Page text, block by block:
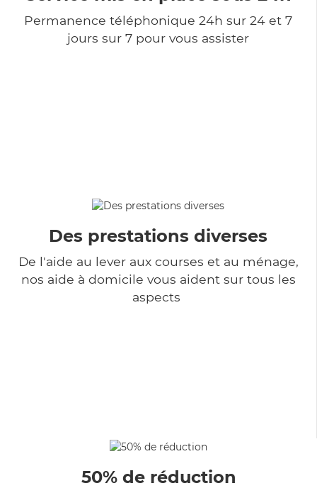
Permanence téléphonique 24h sur 24 et 7
jours sur 7 pour vous assister
Des prestations diverses
De l'aide au lever aux courses et au ménage,
nos aide à domicile vous aident sur tous les
aspects
50% de réduction